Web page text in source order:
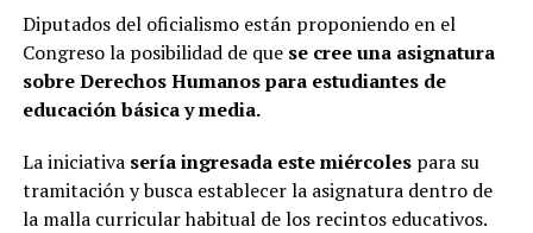
Diputados del oficialismo están proponiendo en el
Congreso la posibilidad de que se cree una asignatura
sobre Derechos Humanos para estudiantes de
educación básica y media.
La iniciativasería ingresada este miércoles para su
tramitación y busca establecer la asignatura dentro de
la malla curricular habitual de los recintos educativos.